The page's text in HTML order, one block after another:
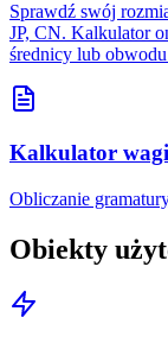
Sprawdź swój
JP, CN. Kalkulator
średnicy lub
Kalkulator
Obliczanie
Obiekty